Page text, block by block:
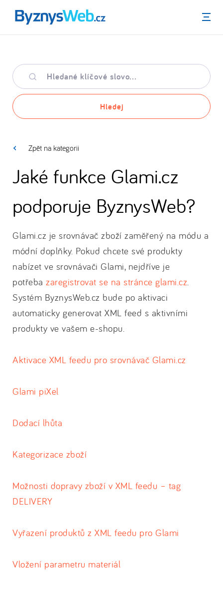
Menu
Hledané
klíčové
slovo
Hledej
Zpět na kategorii
Jaké funkce Glami.cz
podporuje ByznysWeb?
Glami.cz je srovnávač zboží zaměřený na módu a
módní doplňky. Pokud chcete své produkty
nabízet ve srovnávači Glami, nejdříve je
potřeba zaregistrovat se na stránce glami.cz.
Systém ByznysWeb.cz bude po aktivaci
automaticky generovat XML feed s aktivními
produkty ve vašem e-shopu.
Aktivace XML feedu pro srovnávač Glami.cz
Glami piXel
Dodací lhůta
Kategorizace zboží
Možnosti dopravy zboží v XML feedu – tag
DELIVERY
Vyřazení produktů z XML feedu pro Glami
Vložení parametru materiál